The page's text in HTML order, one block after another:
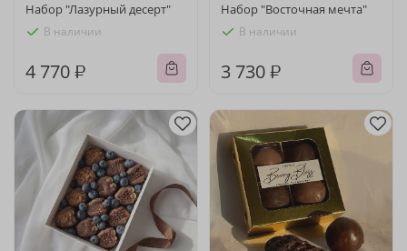
Набор "Лазурный десерт"
В наличии
4 770 ₽
Набор "Восточная мечта"
В наличии
3 730 ₽